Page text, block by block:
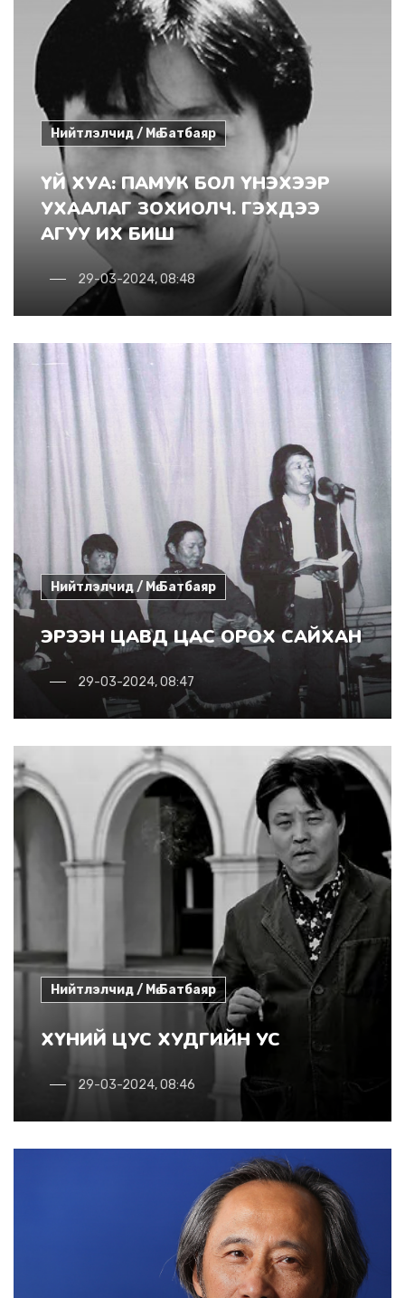
Нийтлэлчид / Мө.Батбаяр
ҮЙ ХУА: ПАМУК БОЛ ҮНЭХЭЭР
УХААЛАГ ЗОХИОЛЧ. ГЭХДЭЭ
АГУУ ИХ БИШ
29-03-2024, 08:48
Нийтлэлчид / Мө.Батбаяр
ЭРЭЭН ЦАВД ЦАС ОРОХ САЙХАН
29-03-2024, 08:47
Нийтлэлчид / Мө.Батбаяр
ХҮНИЙ ЦУС ХУДГИЙН УС
29-03-2024, 08:46